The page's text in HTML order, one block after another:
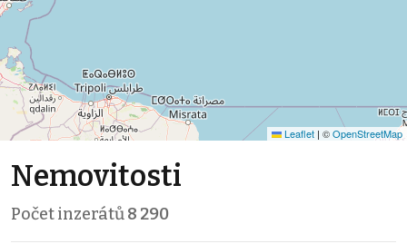
Leaflet | ©OpenStreetMap
Nemovitosti
Počet inzerátů8 290